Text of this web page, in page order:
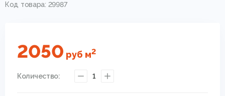
Код товара: 29987
2050 руб м2
Количество: 1